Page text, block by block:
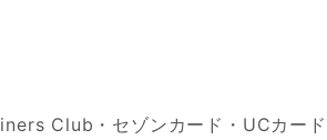
Club・セゾンカード・UCカード